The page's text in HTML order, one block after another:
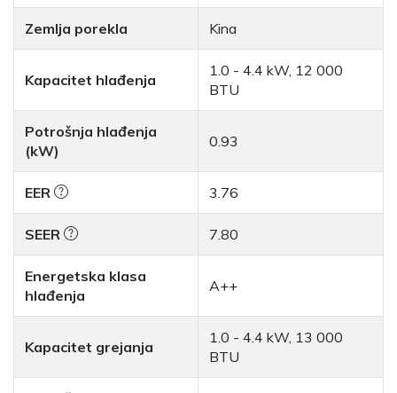
Zemlja porekla Kina
Kapacitet hlađenja
1.0 - 4.4 kW, 12 000
BTU
Potrošnja hlađenja
(kW)
0.93
EER 3.76
SEER 7.80
Energetska klasa
hlađenja
A++
Kapacitet grejanja
1.0 - 4.4 kW, 13 000
BTU